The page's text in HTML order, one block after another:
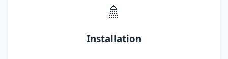
🚿
Installation